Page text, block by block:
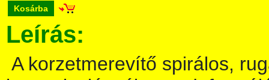
Kosárba
Leírás:
A korzetmerevítő spirálos,